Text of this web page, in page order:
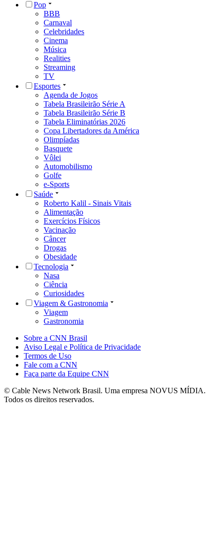
Pop
BBB
Carnaval
Celebridades
Cinema
Música
Realities
Streaming
TV
Esportes
Agenda de Jogos
Tabela Brasileirão Série A
Tabela Brasileirão Série B
Tabela Eliminatórias 2026
Copa Libertadores da América
Olimpíadas
Basquete
Vôlei
Automobilismo
Golfe
e-Sports
Saúde
Roberto Kalil - Sinais Vitais
Alimentação
Exercícios Físicos
Vacinação
Câncer
Drogas
Obesidade
Tecnologia
Nasa
Ciência
Curiosidades
Viagem & Gastronomia
Viagem
Gastronomia
Sobre a CNN Brasil
Aviso Legal e Política de Privacidade
Termos de Uso
Fale com a CNN
Faça parte da Equipe CNN
© Cable News Network Brasil. Uma empresa NOVUS MÍDIA.
Todos os direitos reservados.